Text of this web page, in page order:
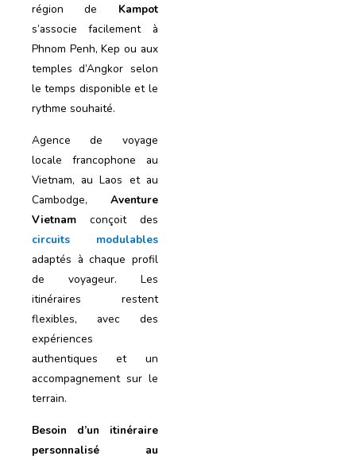
région de Kampot
s’associe facilement à
Phnom Penh, Kep ou aux
temples d’Angkor selon
le temps disponible et le
rythme souhaité.
Agence de voyage
locale francophone au
Vietnam, au Laos et au
Cambodge, Aventure
Vietnam conçoit des
circuits modulables
adaptés à chaque profil
de voyageur. Les
itinéraires restent
flexibles, avec des
expériences
authentiques et un
accompagnement sur le
terrain.
Besoin d’un itinéraire
personnalisé au